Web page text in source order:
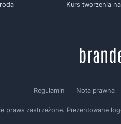
Kurs tworzenia
Regulamin Nota prawna
prawa zastrzeżone. Prezentowane